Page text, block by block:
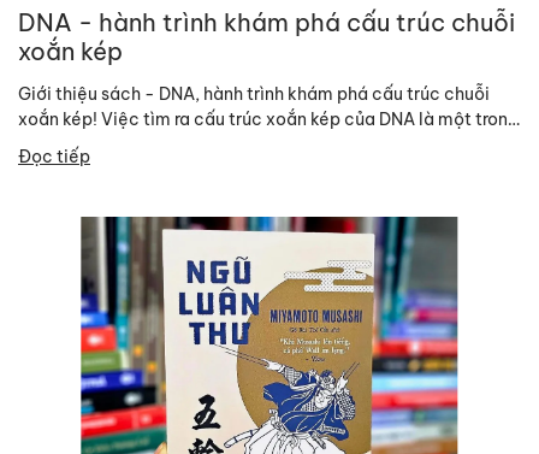
DNA - hành trình khám phá cấu trúc chuỗi
xoắn kép
Giới thiệu sách - DNA, hành trình khám phá cấu trúc chuỗi
xoắn kép! Việc tìm ra cấu trúc xoắn kép của DNA là một trong
những...
Đọc tiếp